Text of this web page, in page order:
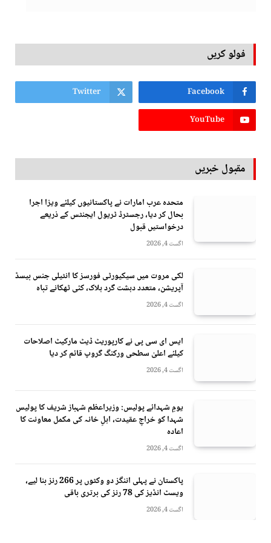
فولو کریں
Facebook
Twitter
YouTube
مقبول خبریں
متحدہ عرب امارات نے پاکستانیوں کیلئے ویزا اجرا
بحال کر دیا، رجسٹرڈ ٹریول ایجنٹس کے ذریعے
درخواستیں قبول
اگست 4, 2026
لکی مروت میں سیکیورٹی فورسز کا انٹیلی جنس بیسڈ
آپریشن، متعدد دہشت گرد ہلاک، کئی ٹھکانے تباہ
اگست 4, 2026
ایس ای سی پی نے کارپوریٹ ڈیٹ مارکیٹ اصلاحات
کیلئے اعلیٰ سطحی ورکنگ گروپ قائم کر دیا
اگست 4, 2026
یومِ شہدائے پولیس: وزیراعظم شہباز شریف کا پولیس
شہدا کو خراجِ عقیدت، اہلِ خانہ کی مکمل معاونت کا
اعادہ
اگست 4, 2026
پاکستان نے پہلی اننگز دو وکٹوں پر 266 رنز بنا لیے،
ویسٹ انڈیز کی 78 رنز کی برتری باقی
اگست 4, 2026